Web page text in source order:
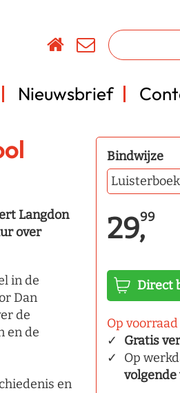
Nieuwsbrief
Langdon
over
in de
Dan
de
en de
en
Bindwijze
Luisterboek
29,99
Direct
Op voorraad
Gratis
Op